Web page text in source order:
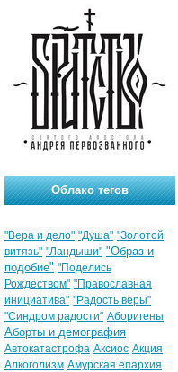
Облако тегов
"Вера и дело" "Душа" "Золотой
витязь" "Ландыши" "Образ и
подобие" "Поделись
Рождеством" "Православная
инициатива" "Радость веры"
"Синдром радости" Аборигены
Аборты и демография
Автокатастрофа Аксиос Акция
Алкоголизм Амурская епархия